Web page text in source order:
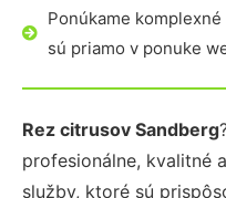
Ponúkame
sú priamo v ponuke
Rez citrusov Sandberg
profesionálne, kvalitné
služby, ktoré sú